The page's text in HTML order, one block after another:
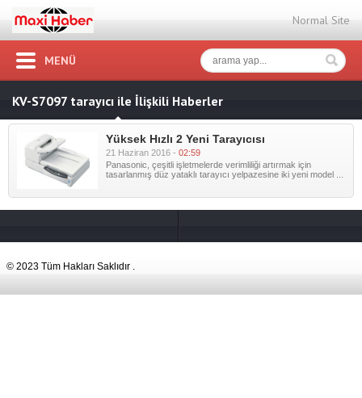
Normal Site
MENÜ
KV-S7097 tarayıcı ile İlişkili Haberler
Yüksek Hızlı 2 Yeni Tarayıcısı
21 Haziran 2016 - 02:59
Panasonic, çeşitli işletmelerde verimliliği artırmak için
tasarlanmış düz yataklı tarayıcı yelpazesine iki yeni model ...
© 2023 Tüm Hakları Saklıdır .